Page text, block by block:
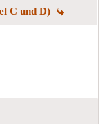
C und D)